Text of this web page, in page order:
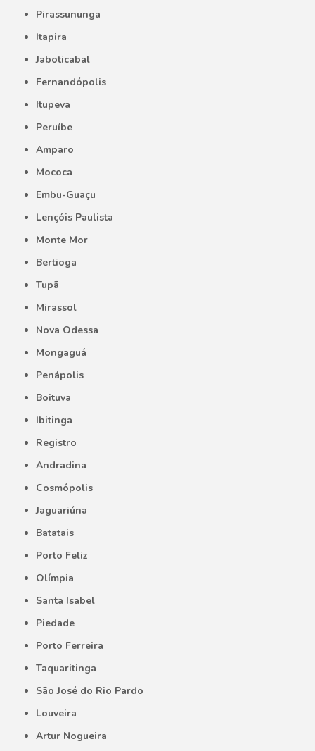
Pirassununga
Itapira
Jaboticabal
Fernandópolis
Itupeva
Peruíbe
Amparo
Mococa
Embu-Guaçu
Lençóis Paulista
Monte Mor
Bertioga
Tupã
Mirassol
Nova Odessa
Mongaguá
Penápolis
Boituva
Ibitinga
Registro
Andradina
Cosmópolis
Jaguariúna
Batatais
Porto Feliz
Olímpia
Santa Isabel
Piedade
Porto Ferreira
Taquaritinga
São José do Rio Pardo
Louveira
Artur Nogueira